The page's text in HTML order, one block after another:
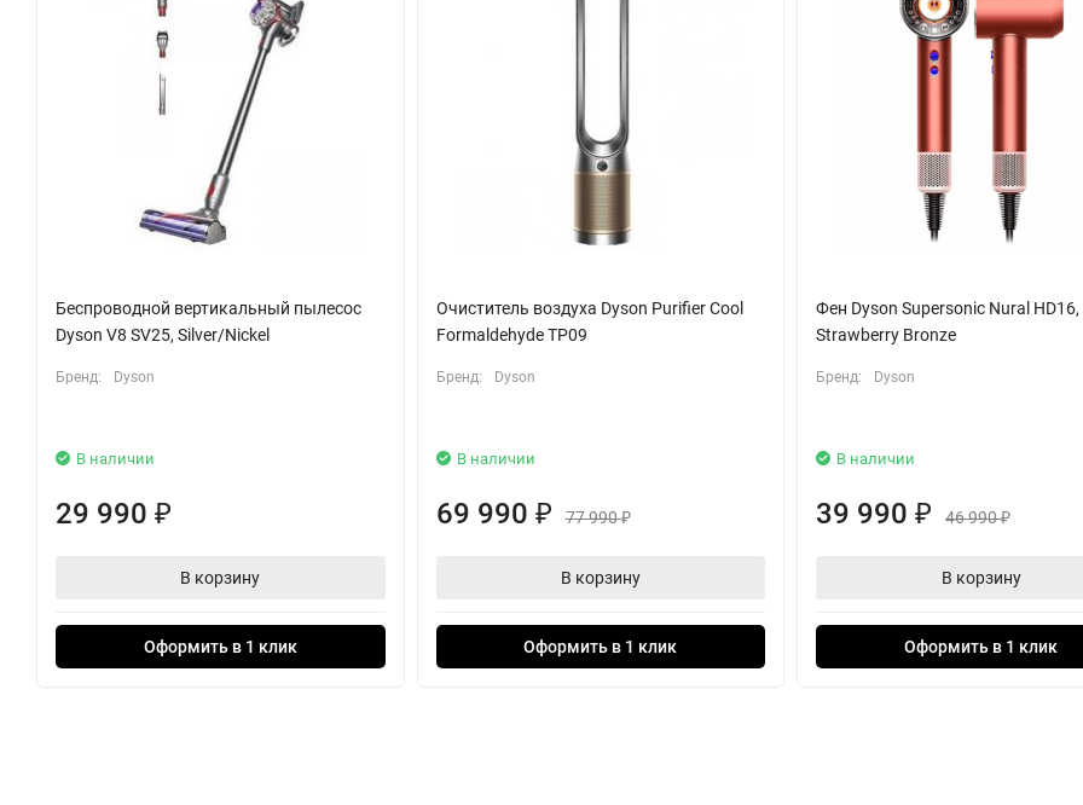
использование устройства простым и интуитивно понятным. Кроме того, функция автоматической паузы позволяет экономить
переходя в спящий режим при бездействии.
Dyson Airstrait HT01 — это не просто утюжок, а настоящая находка для тех, кто ценит качество и эффективность. С ним укладка
превращается в удовольствие, а ваши волосы будут выглядеть безупречно каждый день.
Беспроводной вертикальный пылесос
Dyson V8 SV25, Silver/Nickel
Бренд: Dyson
В наличии
29 990 ₽
В корзину
Оформить в 1 клик
Очиститель воздуха Dyson Purifier Cool
Formaldehyde TP09
Бренд: Dyson
В наличии
69 990 ₽ 77 990₽
В корзину
Оформить в 1 клик
Фен Dyson Supersonic Nural HD16,
Strawberry Bronze
Бренд: Dyson
В наличии
39 990₽ 46 990₽
В корзину
Оформить в 1 клик